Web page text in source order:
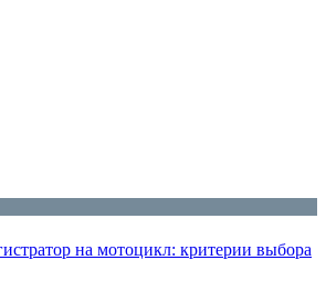
на мотоцикл: критерии выбора